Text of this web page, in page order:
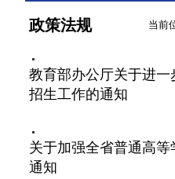
政策法规 当前
教育部办公厅关于进
招生工作的通知
关于加强全省普通高
通知